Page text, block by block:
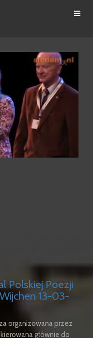
Polskiej Poezji
13-03-
organizowana przez
głównie do